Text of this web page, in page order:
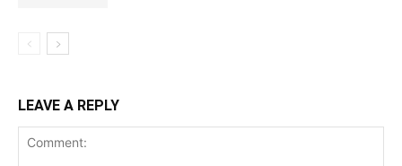
LEAVE A REPLY